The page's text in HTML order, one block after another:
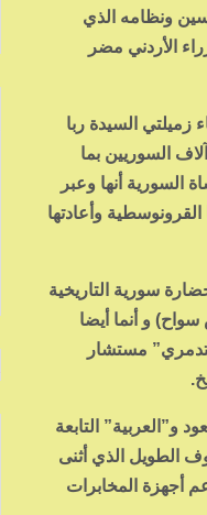
ونظامه الذي
الأردني مضر
زميلتي السيدة ربا
السوريين بما
السورية أنها وعبر
وأعادتها
سورية التاريخية
و أنما أيضا
مستشار
و”العربية” التابعة
الطويل الذي أثنى
أجهزة المخابرات